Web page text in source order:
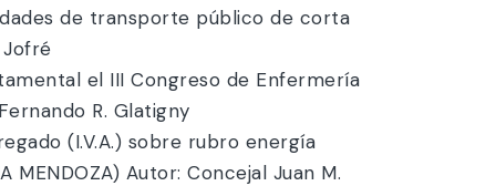
de transporte público de corta
Jofré
el III Congreso de Enfermería
R. Glatigny
(I.V.A.) sobre rubro energía
Autor: Concejal Juan M.